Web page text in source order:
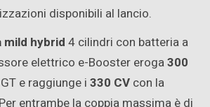
disponibili al lancio.
hybrid 4 cilindri con batteria a
elettrico e-Booster eroga300
e raggiunge i330 CV con la
entrambe la coppia massima è di